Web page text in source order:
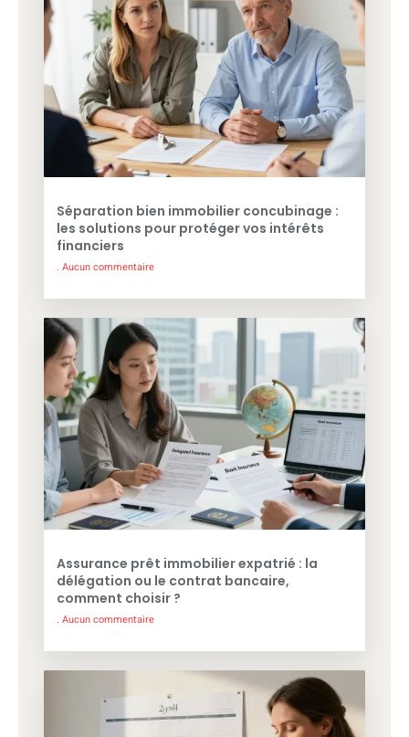
Séparation bien immobilier concubinage :
les solutions pour protéger vos intérêts
financiers
Aucun commentaire
Assurance prêt immobilier expatrié : la
délégation ou le contrat bancaire,
comment choisir ?
Aucun commentaire